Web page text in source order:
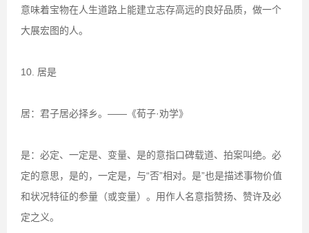
意味着宝物在人生道路上能建立志存高远的良好品质，做一个
大展宏图的人。
10. 居是
居：君子居必择乡。——《荀子·劝学》
是：必定、一定是、变量、是的意指口碑载道、拍案叫绝。必
定的意思，是的，一定是，与“否”相对。是”也是描述事物价值
和状况特征的参量（或变量）。用作人名意指赞扬、赞许及必
定之义。